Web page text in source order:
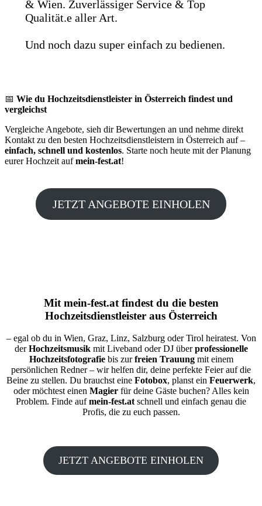
& Wien. Zuverlässiger Service & Top
Qualität.e aller Art.
Und noch dazu super einfach zu bedienen.
📅 Wie du Hochzeitsdienstleister in Österreich findest und
vergleichst
Vergleiche Angebote, sieh dir Bewertungen an und nehme direkt
Kontakt zu den besten Hochzeitsdienstleistern in Österreich auf –
einfach, schnell und kostenlos. Starte noch heute mit der Planung
eurer Hochzeit aufmein-fest.at!
JETZT ANGEBOTE EINHOLEN
Mit mein-fest.atfindest du die besten
Hochzeitsdienstleister aus Österreich
– egal ob du in Wien, Graz, Linz, Salzburg oder Tirol heiratest. Von
derHochzeitsmusikmit Liveband oder DJ überprofessionelle
Hochzeitsfotografiebis zurfreien Trauungmit einem
persönlichen Redner – wir helfen dir, deine perfekte Feier auf die
Beine zu stellen. Du brauchst eine Fotobox, planst ein Feuerwerk,
oder möchtest einen Magierfür deine Gäste buchen? Alles kein
Problem. Finde aufmein-fest.atschnell und einfach genau die
Profis, die zu euch passen.
JETZT ANGEBOTE EINHOLEN